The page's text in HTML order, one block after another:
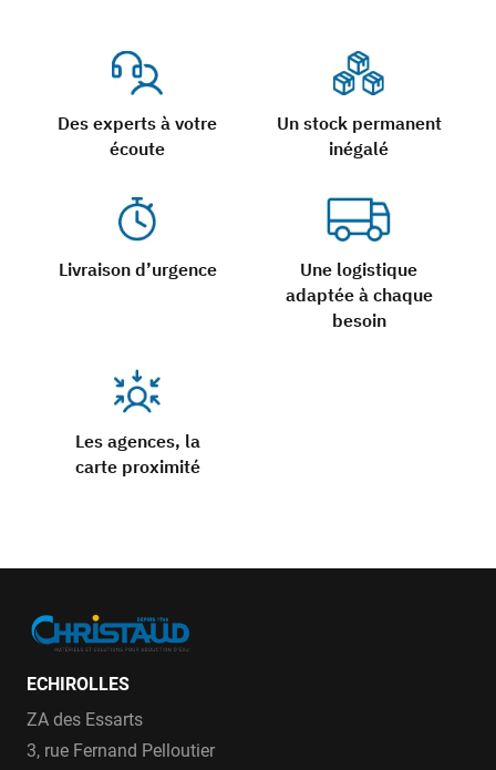
Des experts à votre
écoute
Un stock permanent
inégalé
Livraison d’urgence
Une logistique
adaptée à chaque
besoin
Les agences, la
carte proximité
ECHIROLLES
ZA des Essarts
3, rue Fernand Pelloutier